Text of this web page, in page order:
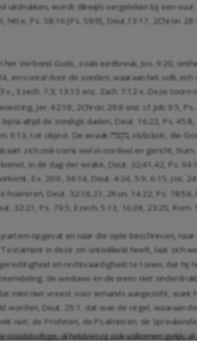
uitdrukken, wordt dikwijls vergeleken bij een vuur,
hitte, Ps. 58:10 [Ps. 58:9], Deut.13:17 2Chron.
Verbond Gods, zoals eedbreuk, Jos. 9:20 ,
, en vooral door de zonden, waaraan het volk
v., Ezech. 7:3 13:13 enz. Zach. 7:12 v. Deze toorn
Jer. 42:18 2Chron. 29:8 enz. cf. Job 9:5 ,
altijd de zondige daden, Deut. 16:22 Ps. 45:8
9:13 , tot object. De wraak hmqn,ekdicksiv , die
zich ook soms wel in oordeel en gericht,
in de dag der wrake, Deut. 32:41 42 Ps. 94:1
Ex. 20:9 34:14 Deut. 4:24 5:9 ,6:15 ,Jos.
hoereren, Deut. 32:16 21 2Kon. 14:22 ,Ps. 78:58
32:21 ,Ps. 79:5 ,Ezech. 5:13 16:38 23:25 ,Rom.
opgevat en naar die zijde beschreven,
in deze zin ontwikkeld heeft, laat zich
en rechtvaardigheid te tonen, dat hij
de weduwe en de wees niet onderdrukt,
men niet vreest voor iemands aangezicht, want
worden, Deut. 25:1
, dat was de regel, waaraan
niet; de Profeten, de Psalmisten, de
al hebben zij ook volkomen gelijk,
leven telkens verkeerd beoordeeld,